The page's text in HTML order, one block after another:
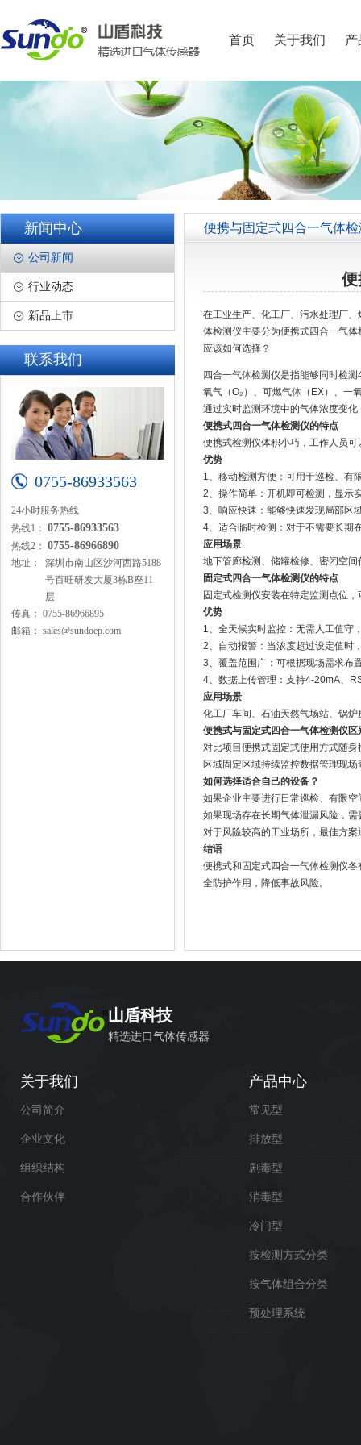
首页 关于我们 产
新闻中心
公司新闻
行业动态
新品上市
联系我们
0755-86933563
24小时服务热线
热线1： 0755-86933563
热线2： 0755-86966890
地址：
深圳市南山区沙河西路5188
号百旺研发大厦3栋B座11
层
传真： 0755-86966895
邮箱： sales@sundoep.com
便携与固定式四合一气体
便
在工业生产、化工厂、污水处理厂
体检测仪主要分为便携式四合一气
应该如何选择？
四合一气体检测仪是指能够同时检
氧气（O₂）、可燃气体（EX）、一
通过实时监测环境中的气体浓度变
便携式四合一气体检测仪的特点
便携式检测仪体积小巧，工作人员
优势
1、移动检测方便：可用于巡检、有
2、操作简单：开机即可检测，显示
3、响应快速：能够快速发现局部区
4、适合临时检测：对于不需要长期
应用场景
地下管廊检测、储罐检修、密闭空
固定式四合一气体检测仪的特点
固定式检测仪安装在特定监测点位
优势
1、全天候实时监控：无需人工值守
2、自动报警：当浓度超过设定值时
3、覆盖范围广：可根据现场需求布
4、数据上传管理：支持4-20mA、
应用场景
化工厂车间、石油天然气场站、锅
便携式与固定式四合一气体检测仪区
对比项目便携式固定式使用方式随
区域固定区域持续监控数据管理现
如何选择适合自己的设备？
如果企业主要进行日常巡检、有限
如果现场存在长期气体泄漏风险，
对于风险较高的工业场所，最佳方
结语
便携式和固定式四合一气体检测仪
全防护作用，降低事故风险。
山盾科技
精选进口气体传感器
关于我们
公司简介
企业文化
组织结构
合作伙伴
产品中心
常见型
排放型
剧毒型
消毒型
冷门型
按检测方式分类
按气体组合分类
预处理系统